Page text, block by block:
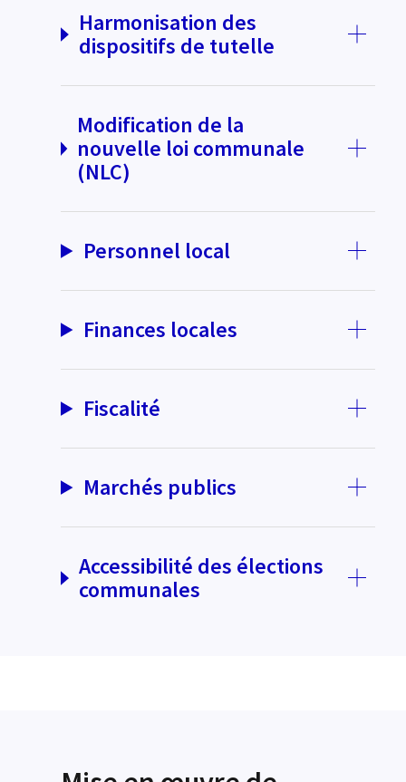
Harmonisation des
dispositifs de tutelle
Modification de la
nouvelle loi communale
(NLC)
Personnel local
Finances locales
Fiscalité
Marchés publics
Accessibilité des élections
communales